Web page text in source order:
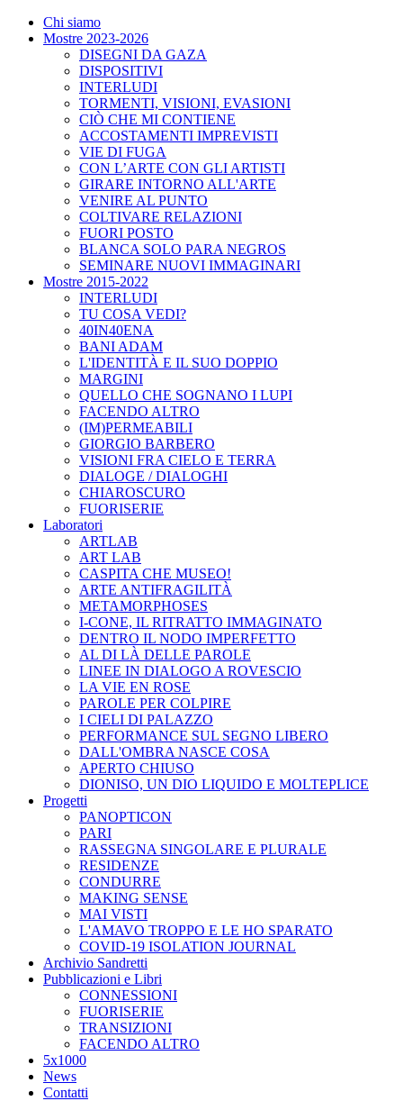
Chi siamo
Mostre 2023-2026
DISEGNI DA GAZA
DISPOSITIVI
INTERLUDI
TORMENTI, VISIONI, EVASIONI
CIÒ CHE MI CONTIENE
ACCOSTAMENTI IMPREVISTI
VIE DI FUGA
CON L’ARTE CON GLI ARTISTI
GIRARE INTORNO ALL'ARTE
VENIRE AL PUNTO
COLTIVARE RELAZIONI
FUORI POSTO
BLANCA SOLO PARA NEGROS
SEMINARE NUOVI IMMAGINARI
Mostre 2015-2022
INTERLUDI
TU COSA VEDI?
40IN40ENA
BANI ADAM
L'IDENTITÀ E IL SUO DOPPIO
MARGINI
QUELLO CHE SOGNANO I LUPI
FACENDO ALTRO
(IM)PERMEABILI
GIORGIO BARBERO
VISIONI FRA CIELO E TERRA
DIALOGE / DIALOGHI
CHIAROSCURO
FUORISERIE
Laboratori
ARTLAB
ART LAB
CASPITA CHE MUSEO!
ARTE ANTIFRAGILITÀ
METAMORPHOSES
I-CONE, IL RITRATTO IMMAGINATO
DENTRO IL NODO IMPERFETTO
AL DI LÀ DELLE PAROLE
LINEE IN DIALOGO A ROVESCIO
LA VIE EN ROSE
PAROLE PER COLPIRE
I CIELI DI PALAZZO
PERFORMANCE SUL SEGNO LIBERO
DALL'OMBRA NASCE COSA
APERTO CHIUSO
DIONISO, UN DIO LIQUIDO E MOLTEPLICE
Progetti
PANOPTICON
PARI
RASSEGNA SINGOLARE E PLURALE
RESIDENZE
CONDURRE
MAKING SENSE
MAI VISTI
L'AMAVO TROPPO E LE HO SPARATO
COVID-19 ISOLATION JOURNAL
Archivio Sandretti
Pubblicazioni e Libri
CONNESSIONI
FUORISERIE
TRANSIZIONI
FACENDO ALTRO
5x1000
News
Contatti